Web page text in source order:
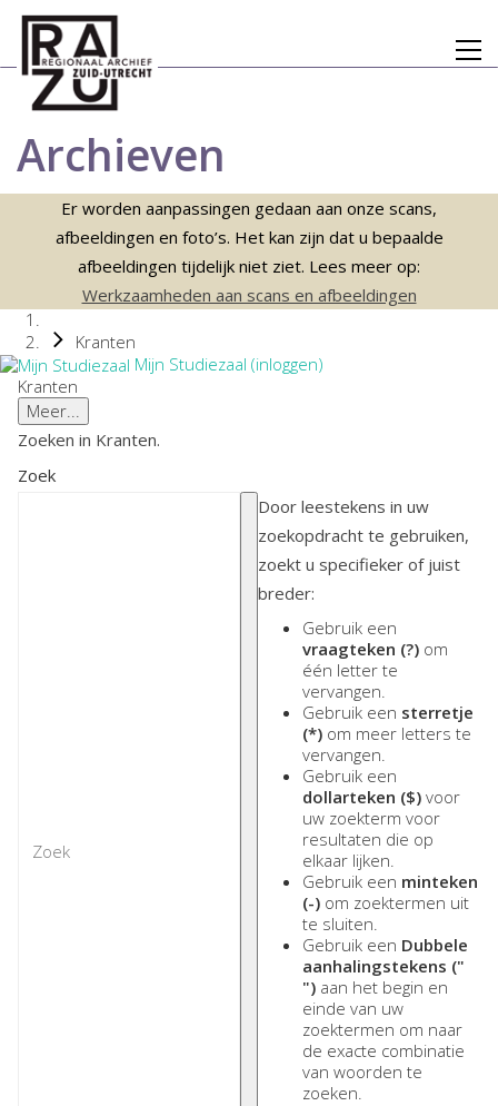
Archieven
Er worden aanpassingen gedaan aan onze scans,
afbeeldingen en foto’s. Het kan zijn dat u bepaalde
afbeeldingen tijdelijk niet ziet. Lees meer op:
Werkzaamheden aan scans en afbeeldingen
Kranten
Mijn Studiezaal (inloggen)
Kranten
Meer...
Zoeken in Kranten.
Zoek
Door leestekens in uw
zoekopdracht te gebruiken,
zoekt u specifieker of juist
breder:
Gebruik een
vraagteken (?) om
één letter te
vervangen.
Gebruik een sterretje
(*) om meer letters te
vervangen.
Gebruik een
dollarteken ($) voor
uw zoekterm voor
resultaten die op
elkaar lijken.
Gebruik een minteken
(-) om zoektermen uit
te sluiten.
Gebruik een Dubbele
aanhalingstekens ("
") aan het begin en
einde van uw
zoektermen om naar
de exacte combinatie
van woorden te
zoeken.